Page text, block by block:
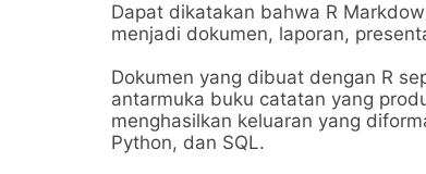
Dapat dikatakan bahwa R
menjadi dokumen, laporan,
Dokumen yang dibuat dengan R
antarmuka buku catatan yang
menghasilkan keluaran yang
Python, dan SQL.